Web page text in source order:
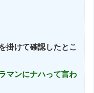
掛けて確認したとこ
マンにナハって言わ